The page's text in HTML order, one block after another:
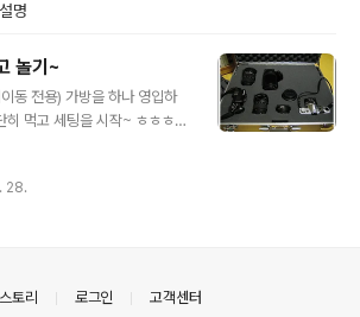
명
놀기~
동 전용) 가방을 하나 영입하
히 먹고 세팅을 시작~ ㅎㅎㅎ 1.
대로 스폰지도 자르고~ 6. 맞
ㅋㅋㅋ 암튼 완성~~ ^^
28.
토리 로그인 고객센터